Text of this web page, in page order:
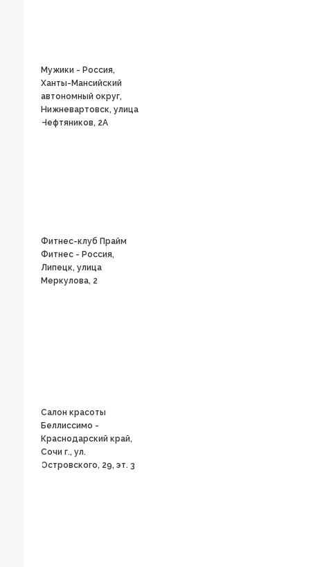
Мужики - Россия,
Ханты-Мансийский
автономный округ,
Нижневартовск, улица
Нефтяников, 2А
Фитнес-клуб Прайм
Фитнес - Россия,
Липецк, улица
Меркулова, 2
Салон красоты
Беллиссимо -
Краснодарский край,
Сочи г., ул.
Островского, 29, эт. 3